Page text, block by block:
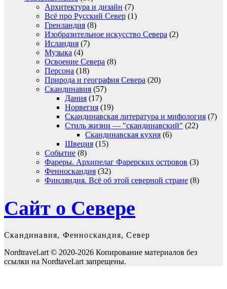
Архитектура и дизайн (7)
Всё про Русский Север (1)
Гренландия (8)
Изобразительное искусство Севера (2)
Исландия (7)
Музыка (4)
Освоение Севера (8)
Персона (18)
Природа и география Севера (20)
Скандинавия (57)
Дания (17)
Норвегия (19)
Скандинавская литература и мифология (7)
Стиль жизни — "скандинавский" (22)
Скандинавская кухня (6)
Швеция (15)
Событие (8)
Фареры. Архипелаг Фарерских островов (3)
Фенноскандия (32)
Финляндия. Всё об этой северной стране (8)
Сайт о Севере
Скандинавия, Фенноскандия, Север
Nordtravel.art © 2020-2026 Копирование материалов без
ссылки на Nordtavel.art запрещены.